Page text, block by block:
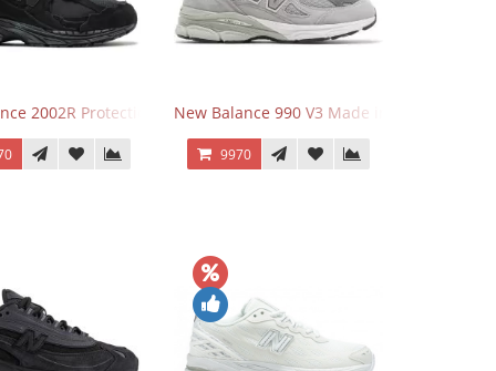
2002R Protection Phantom BlackNew Balance 990 V3 Made in USA Grey
9970